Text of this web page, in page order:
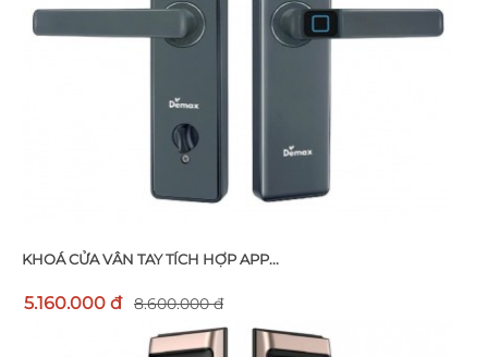
KHOÁ CỬA VÂN TAY TÍCH HỢP APP...
5.160.000 đ 8.600.000 đ